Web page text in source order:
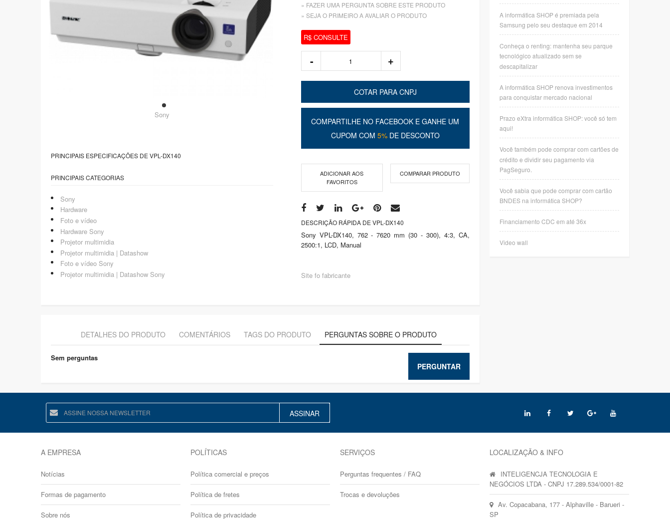
Sony
PRINCIPAIS ESPECIFICAÇÕES DE VPL-DX140
PRINCIPAIS CATEGORIAS
Sony
Hardware
Foto e vídeo
Hardware Sony
Projetor multimidia
Projetor multimidia | Datashow
Foto e vídeo Sony
Projetor multimidia | Datashow Sony
» FAZER UMA PERGUNTA SOBRE ESTE PRODUTO
» SEJA O PRIMEIRO A AVALIAR O PRODUTO
R$ CONSULTE
COTAR PARA CNPJ
COMPARTILHE NO FACEBOOK E GANHE UM
CUPOM COM 5%DE DESCONTO
ADICIONAR AOS
FAVORITOS
COMPARAR PRODUTO
DESCRIÇÃO RÁPIDA DE VPL-DX140
Sony VPL-DX140, 762 - 7620 mm (30 - 300), 4:3, CA,
2500:1, LCD, Manual
Site fo fabricante
DETALHES DO PRODUTO COMENTÁRIOS TAGS DO PRODUTO PERGUNTAS SOBRE O PRODUTO
PERGUNTAR
Sem perguntas
A informática SHOP é premiada pela
Samsung pelo seu destaque em 2014
Conheça o renting: mantenha seu parque
tecnológico atualizado sem se
descapitalizar
A informática SHOP renova investimentos
para conquistar mercado nacional
Prazo eXtra informática SHOP: você só tem
aqui!
Você também pode comprar com cartões de
crédito e dividir seu pagamento via
PagSeguro.
Você sabia que pode comprar com cartão
BNDES na informática SHOP?
Financiamento CDC em até 36x
Video wall
ASSINAR
A EMPRESA
Notícias
Formas de pagamento
Sobre nós
POLÍTICAS
Política comercial e preços
Política de fretes
Política de privacidade
SERVIÇOS
Perguntas frequentes / FAQ
Trocas e devoluções
LOCALIZAÇÃO & INFO
INTELIGENCJA TECNOLOGIA E
NEGÓCIOS LTDA - CNPJ 17.289.534/0001-82
Av. Copacabana, 177 - Alphaville - Barueri -
SP